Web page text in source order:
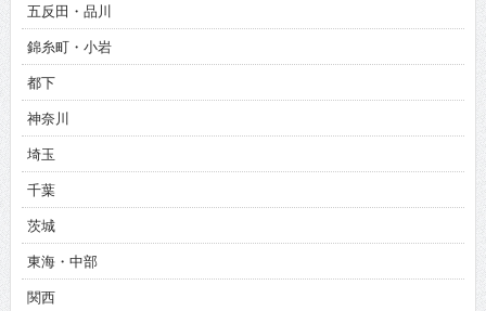
五反田・品川
錦糸町・小岩
都下
神奈川
埼玉
千葉
茨城
東海・中部
関西